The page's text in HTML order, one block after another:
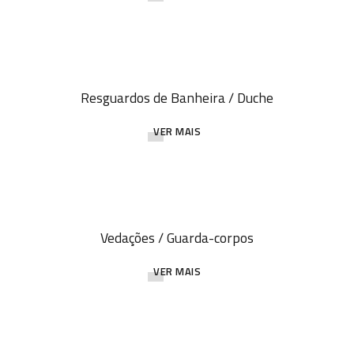
Resguardos de Banheira / Duche
VER MAIS
Vedações / Guarda-corpos
VER MAIS